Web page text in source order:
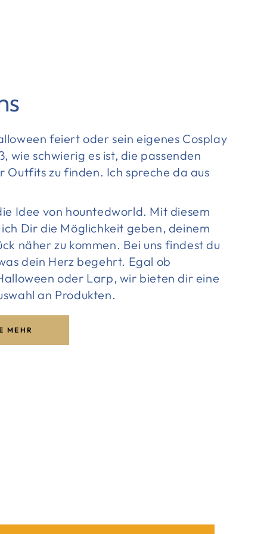
feiert oder sein eigenes Cosplay
wie schwierig es ist, die passenden
Outfits zu finden. Ich spreche da aus
Idee von hountedworld. Mit diesem
Dir die Möglichkeit geben, deinem
näher zu kommen. Bei uns findest du
dein Herz begehrt. Egal ob
oder Larp, wir bieten dir eine
an Produkten.
MEHR